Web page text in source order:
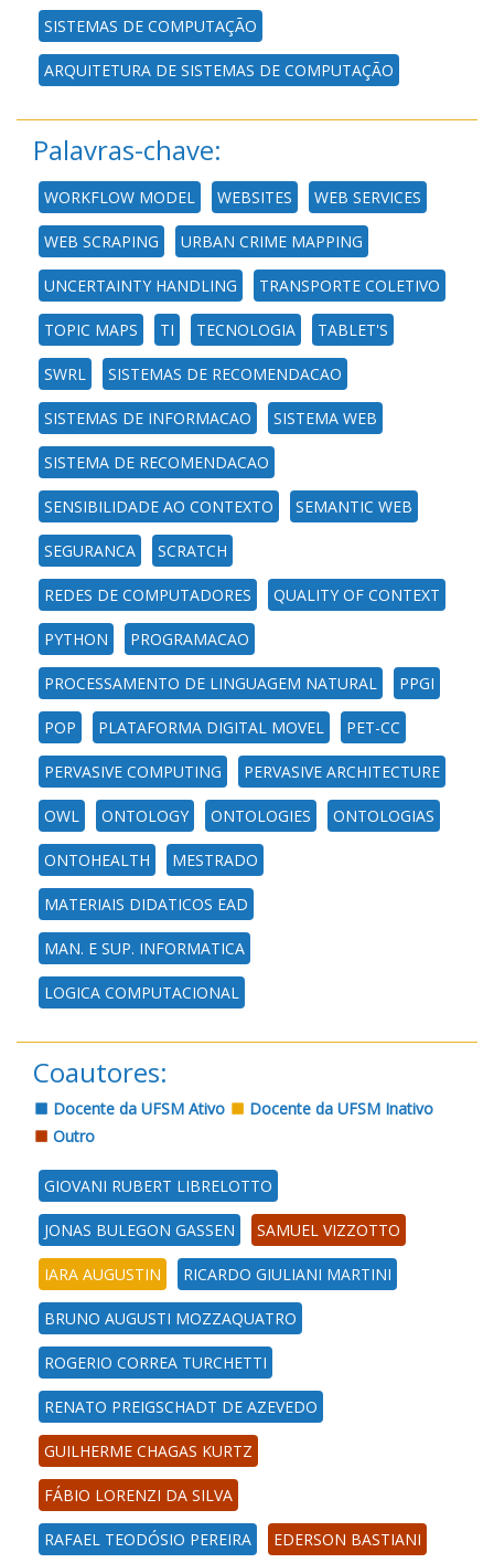
SISTEMAS DE COMPUTAÇÃO
ARQUITETURA DE SISTEMAS DE COMPUTAÇÃO
Palavras-chave:
WORKFLOW MODEL WEBSITES WEB SERVICES
WEB SCRAPING URBAN CRIME MAPPING
UNCERTAINTY HANDLING TRANSPORTE COLETIVO
TOPIC MAPS TI TECNOLOGIA TABLET'S
SWRL SISTEMAS DE RECOMENDACAO
SISTEMAS DE INFORMACAO SISTEMA WEB
SISTEMA DE RECOMENDACAO
SENSIBILIDADE AO CONTEXTO SEMANTIC WEB
SEGURANCA SCRATCH
REDES DE COMPUTADORES QUALITY OF CONTEXT
PYTHON PROGRAMACAO
PROCESSAMENTO DE LINGUAGEM NATURAL PPGI
POP PLATAFORMA DIGITAL MOVEL PET-CC
PERVASIVE COMPUTING PERVASIVE ARCHITECTURE
OWL ONTOLOGY ONTOLOGIES ONTOLOGIAS
ONTOHEALTH MESTRADO
MATERIAIS DIDATICOS EAD
MAN. E SUP. INFORMATICA
LOGICA COMPUTACIONAL
Coautores:
Docente da UFSM Ativo
Docente da UFSM Inativo
Outro
GIOVANI RUBERT LIBRELOTTO
JONAS BULEGON GASSEN SAMUEL VIZZOTTO
IARA AUGUSTIN RICARDO GIULIANI MARTINI
BRUNO AUGUSTI MOZZAQUATRO
ROGERIO CORREA TURCHETTI
RENATO PREIGSCHADT DE AZEVEDO
GUILHERME CHAGAS KURTZ
FÁBIO LORENZI DA SILVA
RAFAEL TEODÓSIO PEREIRA EDERSON BASTIANI